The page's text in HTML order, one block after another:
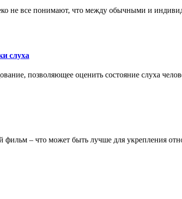
не все понимают, что между обычными и
слуха
позволяющее оценить состояние слуха
– что может быть лучше для укрепления